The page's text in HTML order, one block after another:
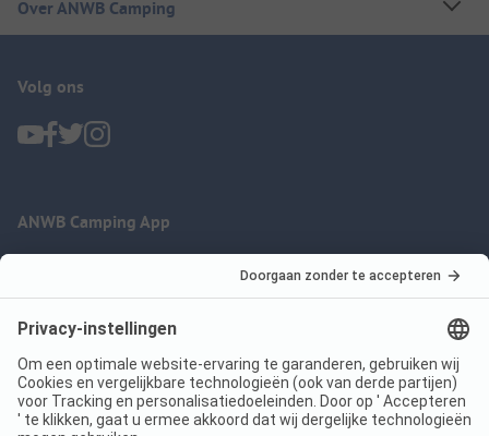
Over ANWB Camping
Volg ons
ANWB Camping App
Imprint
Jouw privacy
Voorwaarden